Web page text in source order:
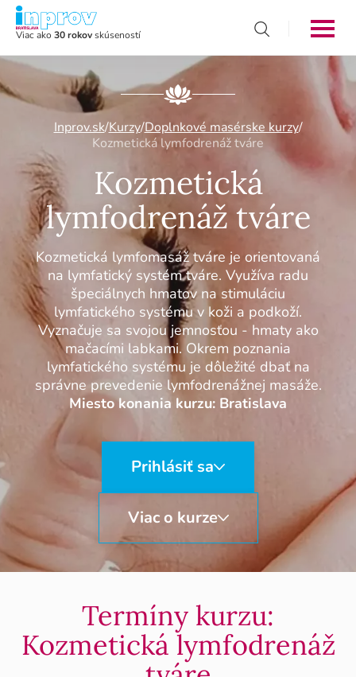
Viac ako 30 rokovskúseností
Inprov.sk/Kurzy/Doplnkové masérske kurzy/
Kozmetická lymfodrenáž tváre
Kozmetická
lymfodrenáž tváre
Kozmetická lymfomasáž tváre je orientovaná
na lymfatický systém tváre. Využíva radu
špeciálnych hmatov na stimuláciu
lymfatického systému v koži a podkoží.
Vyznačuje sa svojou jemnosťou - hmaty ako
mačacími labkami. Okrem poznania
lymfatického systému je dôležité dbať na
správne prevedenie lymfodrenážnej masáže.
Miesto konania kurzu: Bratislava
Prihlásiť sa
Viac o kurze
Termíny kurzu:
Kozmetická lymfodrenáž